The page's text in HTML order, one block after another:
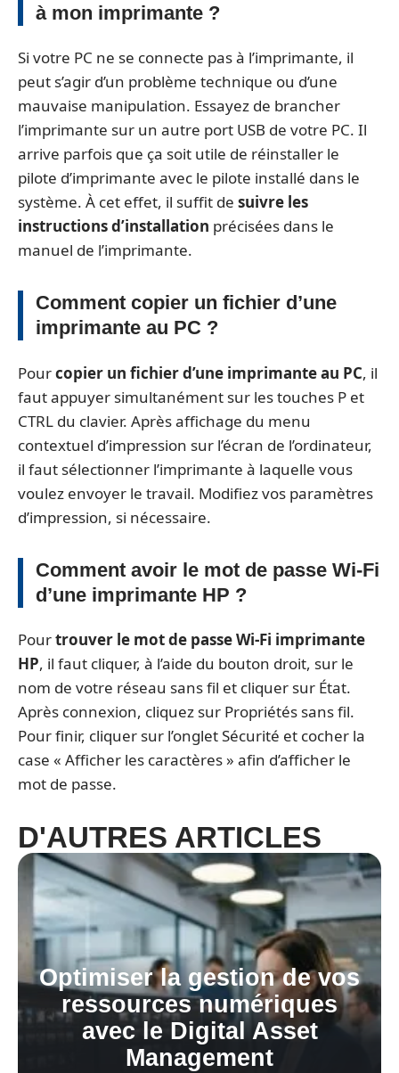
à mon imprimante ?
Si votre PC ne se connecte pas à l’imprimante, il
peut s’agir d’un problème technique ou d’une
mauvaise manipulation. Essayez de brancher
l’imprimante sur un autre port USB de votre PC. Il
arrive parfois que ça soit utile de réinstaller le
pilote d’imprimante avec le pilote installé dans le
système. À cet effet, il suffit de suivre les
instructions d’installation précisées dans le
manuel de l’imprimante.
Comment copier un fichier d’une
imprimante au PC ?
Pourcopier un fichier d’une imprimante au PC, il
faut appuyer simultanément sur les touches P et
CTRL du clavier. Après affichage du menu
contextuel d’impression sur l’écran de l’ordinateur,
il faut sélectionner l’imprimante à laquelle vous
voulez envoyer le travail. Modifiez vos paramètres
d’impression, si nécessaire.
Comment avoir le mot de passe Wi-Fi
d’une imprimante HP ?
Pourtrouver le mot de passe Wi-Fi imprimante
HP, il faut cliquer, à l’aide du bouton droit, sur le
nom de votre réseau sans fil et cliquer sur État.
Après connexion, cliquez sur Propriétés sans fil.
Pour finir, cliquer sur l’onglet Sécurité et cocher la
case « Afficher les caractères » afin d’afficher le
mot de passe.
D'AUTRES ARTICLES
Optimiser la gestion de vos
ressources numériques
avec le Digital Asset
Management